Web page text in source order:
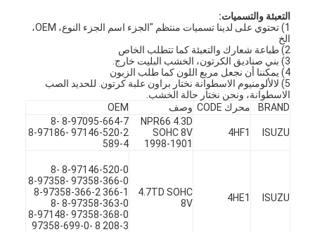
التعبئة والتسميات:
1) تحتوي على لدينا تسميات منتظم "الجزء اسم الجزء النوع، OEM،
الخ
2) طباعة شعارك والتعبئة كما تتطلب الخاص
3) بني صناديق الكرتون، الخشب البليت خارج.
4) يمكننا أن نجعل مربع اللون كما طلب الزبون
5) لالألومنيوم الاسطوانة نختار براون علبة كرتون. للحديد الصب
الاسطوانة، ونحن نختار حالة الخشب.
BRAND
محرك CODE وصف OEM
ISUZU
4HF1
NPR66 4.3D
SOHC 8V
1998-1901
8-97095-664-7 8-
97146-520-2 8-97186-
589-4
ISUZU
4HE1
4.7TD SOHC
8V
8-97146-520-0 8-
97358-366-0 8-97358-
366-1 8-97358-366-2
8-97358-363-0 8-
97358-368-0 8-97148-
208-3 8 -97358-699-0